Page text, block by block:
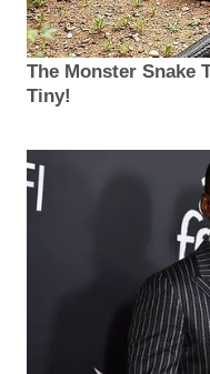
The Monster Snake
Tiny!